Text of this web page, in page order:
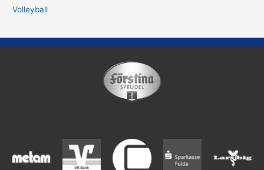
Volleyball